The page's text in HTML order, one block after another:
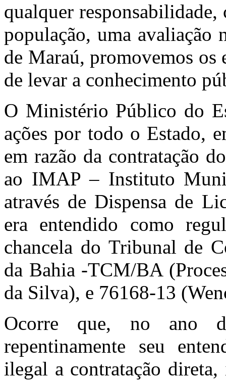
qualquer
população, uma avaliação
de Maraú, promovemos os
de levar a conhecimento
O Ministério Público do
ações por todo o Estado,
em razão da contratação
ao IMAP – Instituto
através de Dispensa de
era entendido como
chancela do Tribunal de
da Bahia -TCM/BA
da Silva), e 76168-13
Ocorre que, no ano
repentinamente seu
ilegal a contratação direta,